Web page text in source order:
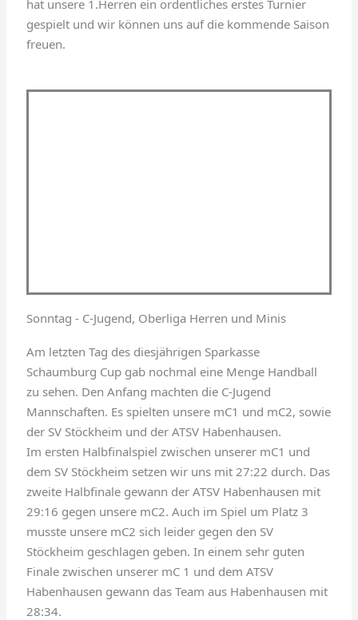
hat unsere 1.Herren ein ordentliches erstes Turnier
gespielt und wir können uns auf die kommende Saison
freuen.
Sonntag - C-Jugend, Oberliga Herren und Minis
Am letzten Tag des diesjährigen Sparkasse
Schaumburg Cup gab nochmal eine Menge Handball
zu sehen. Den Anfang machten die C-Jugend
Mannschaften. Es spielten unsere mC1 und mC2, sowie
der SV Stöckheim und der ATSV Habenhausen.
Im ersten Halbfinalspiel zwischen unserer mC1 und
dem SV Stöckheim setzen wir uns mit 27:22 durch. Das
zweite Halbfinale gewann der ATSV Habenhausen mit
29:16 gegen unsere mC2. Auch im Spiel um Platz 3
musste unsere mC2 sich leider gegen den SV
Stöckheim geschlagen geben. In einem sehr guten
Finale zwischen unserer mC 1 und dem ATSV
Habenhausen gewann das Team aus Habenhausen mit
28:34.